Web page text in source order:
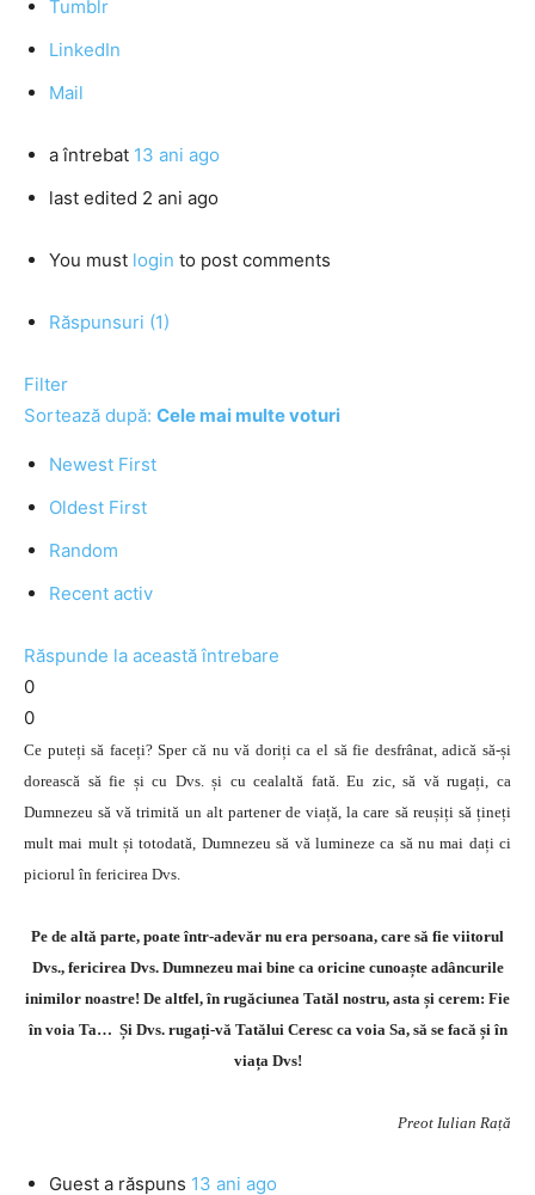
Tumblr
LinkedIn
Mail
a întrebat 13 ani ago
last edited 2 ani ago
You must login to post comments
Răspunsuri (1)
Filter
Sortează după: Cele mai multe voturi
Newest First
Oldest First
Random
Recent activ
Răspunde la această întrebare
0
0
Ce puteți să faceți? Sper că nu vă doriți ca el să fie desfrânat, adică să-și
dorească să fie și cu Dvs. și cu cealaltă fată. Eu zic, să vă rugați, ca
Dumnezeu să vă trimită un alt partener de viață, la care să reușiți să țineți
mult mai mult și totodată, Dumnezeu să vă lumineze ca să nu mai dați ci
piciorul în fericirea Dvs.
Pe de altă parte, poate într-adevăr nu era persoana, care să fie viitorul
Dvs., fericirea Dvs. Dumnezeu mai bine ca oricine cunoaște adâncurile
inimilor noastre! De altfel, în rugăciunea Tatăl nostru, asta și cerem: Fie
în voia Ta… Și Dvs. rugați-vă Tatălui Ceresc ca voia Sa, să se facă și în
viața Dvs!
Preot Iulian Rață
Guest a răspuns 13 ani ago